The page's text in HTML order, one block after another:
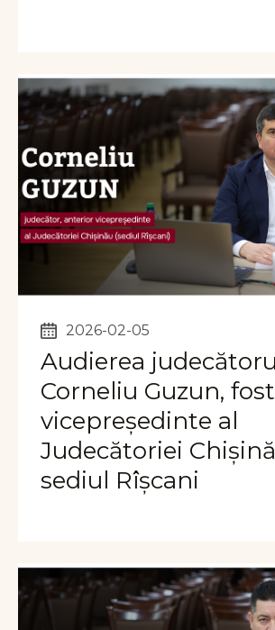
2026-02-05
Audierea
Corneliu Guzun, fost
vicepreședinte al
Judecătoriei
sediul Rîșcani